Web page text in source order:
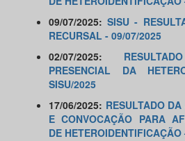
09/07/2025:SISU -
RECURSAL - 09/07/2025
02/07/2025:
PRESENCIAL DA
SISU/2025
17/06/2025: RESULTADO
E CONVOCAÇÃO PARA
DE